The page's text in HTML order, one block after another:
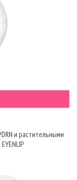
и растительными